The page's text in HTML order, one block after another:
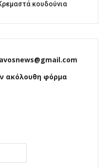
κουδούνια
ακόλουθη φόρμα